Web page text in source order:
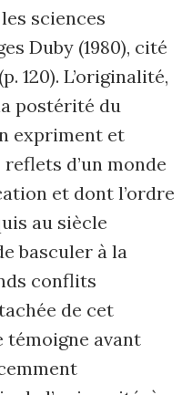
sciences
Duby (1980), cité
120). L’originalité,
postérité du
expriment et
d’un monde
et dont l’ordre
au siècle
basculer à la
conflits
de cet
avant